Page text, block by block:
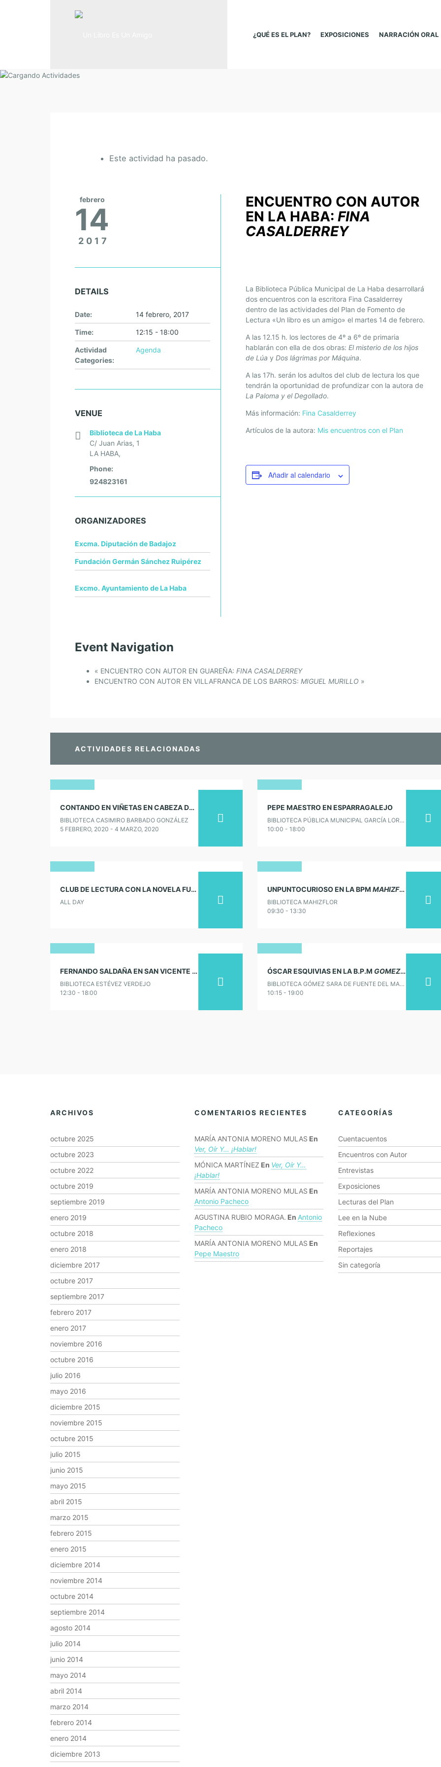
¿QUÉ ES EL PLAN? EXPOSICIONES NARRACIÓN ORAL
Este actividad ha pasado.
ENCUENTRO CON AUTOR
EN LA HABA: FINA
CASALDERREY
La Biblioteca Pública Municipal de La Haba desarrollará
dos encuentros con la escritora Fina Casalderrey
dentro de las actividades del Plan de Fomento de
Lectura «Un libro es un amigo» el martes 14 de febrero.
A las 12.15 h. los lectores de 4º a 6º de primaria
hablarán con ella de dos obras: El misterio de los hijos
de Lúa y Dos lágrimas por Máquina.
A las 17h. serán los adultos del club de lectura los que
tendrán la oportunidad de profundizar con la autora de
La Paloma y el Degollado.
Más información: Fina Casalderrey
Artículos de la autora: Mis encuentros con el Plan
Añadir al calendario
febrero
14
2017
DETAILS
Date: 14 febrero, 2017
Time: 12:15 - 18:00
Actividad
Categories:
Agenda
VENUE
Biblioteca de La Haba
C/ Juan Arias, 1
LA HABA,
Phone:
924823161
ORGANIZADORES
Excma. Diputación de Badajoz
Fundación Germán Sánchez Ruipérez
Excmo. Ayuntamiento de La Haba
Event Navigation
« ENCUENTRO CON AUTOR EN GUAREÑA: FINA CASALDERREY
ENCUENTRO CON AUTOR EN VILLAFRANCA DE LOS BARROS: MIGUEL MURILLO »
ACTIVIDADES RELACIONADAS
febrero
2020
CONTANDO EN VIÑETAS EN CABEZA DEL BUEY
BIBLIOTECA CASIMIRO BARBADO GONZÁLEZ
5 FEBRERO, 2020 - 4 MARZO, 2020
febrero
2019
PEPE MAESTRO EN ESPARRAGALEJO
BIBLIOTECA PÚBLICA MUNICIPAL GARCÍA LORCA DE ESPARRAGALEJO
10:00 - 18:00
octubre
2025
CLUB DE LECTURA CON LA NOVELA FUTURISTA «ANIMALES DIFÍCILES. LA HUMANIDAD ESTÁ EN JUEGO»
ALL DAY
noviembre
2017
UNPUNTOCURIOSO EN LA BPMMAHIZFLOR
BIBLIOTECA MAHIZFLOR
09:30 - 13:30
noviembre
2019
FERNANDO SALDAÑA EN SAN VICENTE DE ALCÁNTARA
BIBLIOTECA ESTÉVEZ VERDEJO
12:30 - 18:00
enero
2018
ÓSCAR ESQUIVIAS EN LA B.P.M GOMEZ SARA
BIBLIOTECA GÓMEZ SARA DE FUENTE DEL MAESTRE
10:15 - 19:00
ARCHIVOS
octubre 2025
octubre 2023
octubre 2022
octubre 2019
septiembre 2019
enero 2019
octubre 2018
enero 2018
diciembre 2017
octubre 2017
septiembre 2017
febrero 2017
enero 2017
noviembre 2016
octubre 2016
julio 2016
mayo 2016
diciembre 2015
noviembre 2015
octubre 2015
julio 2015
junio 2015
mayo 2015
abril 2015
marzo 2015
febrero 2015
enero 2015
diciembre 2014
noviembre 2014
octubre 2014
septiembre 2014
agosto 2014
julio 2014
junio 2014
mayo 2014
abril 2014
marzo 2014
febrero 2014
enero 2014
diciembre 2013
COMENTARIOS RECIENTES
MARÍA ANTONIA MORENO MULAS En
Ver, Oír Y… ¡hablar!
MÓNICA MARTÍNEZ En Ver, Oír Y…
¡hablar!
MARÍA ANTONIA MORENO MULAS En
Antonio Pacheco
AGUSTINA RUBIO MORAGA. En Antonio
Pacheco
MARÍA ANTONIA MORENO MULAS En
Pepe Maestro
CATEGORÍAS
Cuentacuentos
Encuentros con Autor
Entrevistas
Exposiciones
Lecturas del Plan
Lee en la Nube
Reflexiones
Reportajes
Sin categoría